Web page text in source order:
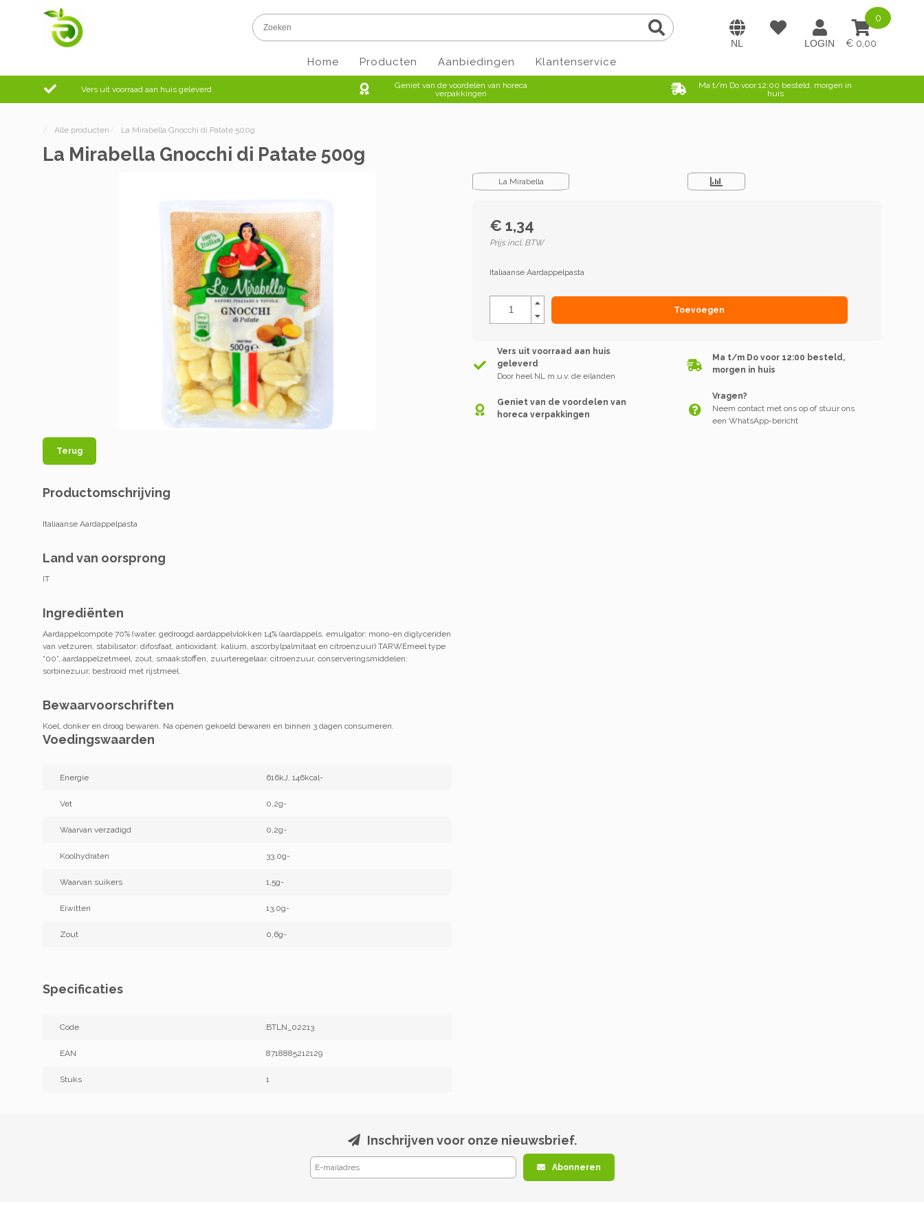
0,00
0
Home Producten Aanbiedingen Klantenservice
Vers uit voorraad aan huis geleverd
Geniet van de voordelen van horeca
verpakkingen
Ma t/m Do voor 12:00 besteld, morgen in
huis
/ Alle producten / La Mirabella Gnocchi di Patate 500g
La Mirabella Gnocchi di Patate 500g
Terug
La Mirabella
€ 1,34
Prijs incl. BTW
Italiaanse Aardappelpasta
Toevoegen
Vers uit voorraad aan huis
geleverd
Door heel NL m.u.v. de eilanden
Ma t/m Do voor 12:00 besteld,
morgen in huis
Geniet van de voordelen van
horeca verpakkingen
Vragen?
Neem contact met ons op of stuur ons
een WhatsApp-bericht
Productomschrijving
Italiaanse Aardappelpasta
Land van oorsprong
IT
Ingrediënten
Aardappelcompote 70% (water, gedroogd aardappelvlokken 14% (aardappels, emulgator: mono-en diglyceriden
van vetzuren, stabilisator: difosfaat, antioxidant: kalium, ascorbylpalmitaat en citroenzuur) TARWEmeel type
“00”, aardappelzetmeel, zout, smaakstoffen, zuurteregelaar, citroenzuur, conserveringsmiddelen:
sorbinezuur, bestrooid met rijstmeel.
Bewaarvoorschriften
Koel, donker en droog bewaren. Na openen gekoeld bewaren en binnen 3 dagen consumeren.
Voedingswaarden
Energie 616kJ, 146kcal-
Vet 0,2g-
Waarvan verzadigd 0,2g-
Koolhydraten 33,0g-
Waarvan suikers 1,5g-
Eiwitten 13,0g-
Zout 0,6g-
Specificaties
Code BTLN_02213
EAN 8718885212129
Stuks 1
Inschrijven voor onze nieuwsbrief.
Abonneren